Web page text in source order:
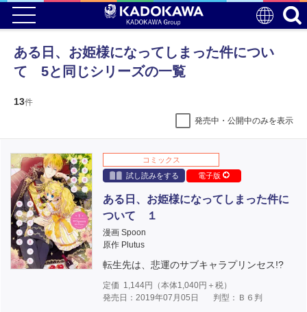
ある日、お姫様になってしまった件につい
て 5と同じシリーズの一覧
13件
発売中・公開中のみを表示
コミックス
試し読みをする
電子版
ある日、お姫様になってしまった件に
ついて １
漫画 Spoon
原作 Plutus
転生先は、悲運のサブキャラプリンセス!?
定価 1,144円（本体1,040円＋税）
発売日：2019年07月05日
判型：Ｂ６判